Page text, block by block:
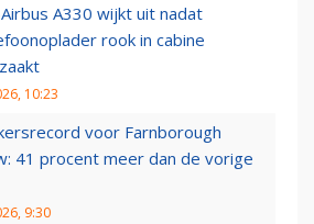
Airbus A330 wijkt uit nadat
rook in cabine
10:23
voor Farnborough
41 procent meer dan de vorige
9:30